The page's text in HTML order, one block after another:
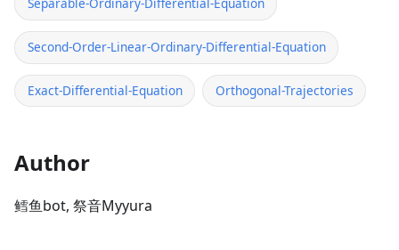
Separable-Ordinary-Differential-Equation
Second-Order-Linear-Ordinary-Differential-Equation
Exact-Differential-Equation Orthogonal-Trajectories
Author
鳕鱼bot, 祭音Myyura